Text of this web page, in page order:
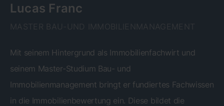
Lucas Franc
Mit seinem Hintergrund als Immobilienfachwirt und
seinem Master-Studium Bau- und
Immobilienmanagement bringt er fundiertes Fachwissen
in die Immobilienbewertung ein. Diese bildet die